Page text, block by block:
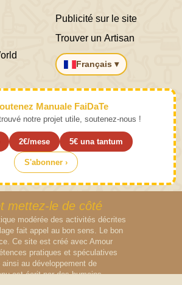
Publicité sur le site
Trouver un Artisan
Français ▾
Manuale FaiDaTe
notre projet utile, soutenez-nous !
2€/mese 5€ una tantum
S'abonner ›
mettez-le de côté
modérée des activités décrites
fait appel au bon sens. Le bon
Ce site est créé avec Amour
pratiques et spéculatives
au développement de
est écrit par des humains,